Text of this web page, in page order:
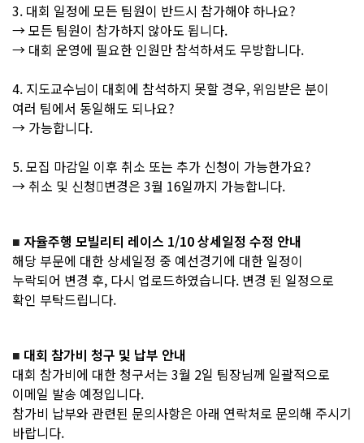
3. 대회 일정에 모든 팀원이 반드시 참가해야 하나요?
→ 모든 팀원이 참가하지 않아도 됩니다.
→ 대회 운영에 필요한 인원만 참석하셔도 무방합니다.
4. 지도교수님이 대회에 참석하지 못할 경우, 위임받은 분이
여러 팀에서 동일해도 되나요?
→ 가능합니다.
5. 모집 마감일 이후 취소 또는 추가 신청이 가능한가요?
→ 취소 및 신청변경은 3월 16일까지 가능합니다.
■ 자율주행 모빌리티 레이스 1/10 상세일정 수정 안내
해당 부문에 대한 상세일정 중 예선경기에 대한 일정이
누락되어 변경 후, 다시 업로드하였습니다. 변경 된 일정으로
확인 부탁드립니다.
■ 대회 참가비 청구 및 납부 안내
대회 참가비에 대한 청구서는 3월 2일 팀장님께 일괄적으로
이메일 발송 예정입니다.
참가비 납부와 관련된 문의사항은 아래 연락처로 문의해 주시기
바랍니다.